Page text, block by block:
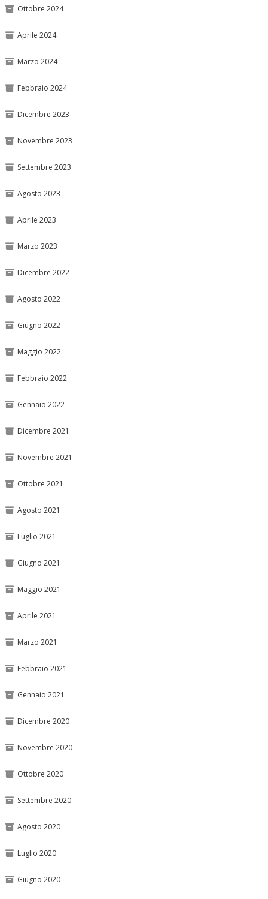
Ottobre 2024
Aprile 2024
Marzo 2024
Febbraio 2024
Dicembre 2023
Novembre 2023
Settembre 2023
Agosto 2023
Aprile 2023
Marzo 2023
Dicembre 2022
Agosto 2022
Giugno 2022
Maggio 2022
Febbraio 2022
Gennaio 2022
Dicembre 2021
Novembre 2021
Ottobre 2021
Agosto 2021
Luglio 2021
Giugno 2021
Maggio 2021
Aprile 2021
Marzo 2021
Febbraio 2021
Gennaio 2021
Dicembre 2020
Novembre 2020
Ottobre 2020
Settembre 2020
Agosto 2020
Luglio 2020
Giugno 2020